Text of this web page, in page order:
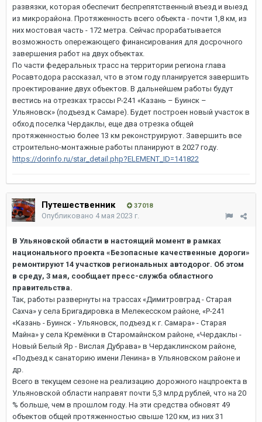
развязки, которая обеспечит беспрепятственный въезд и выезд
из микрорайона. Протяженность всего объекта - почти 1,8 км, из
них мостовая часть - 172 метра. Сейчас прорабатывается
возможность опережающего финансирования для досрочного
завершения работ на двух объектах.
По части федеральных трасс на территории региона глава
Росавтодора рассказал, что в этом году планируется завершить
проектирование двух объектов. В дальнейшем работы будут
вестись на отрезках трассы Р-241 «Казань – Буинск –
Ульяновск» (подъезд к Самаре). Будет построен новый участок в
обход поселка Чердаклы, еще два отрезка общей
протяженностью более 13 км реконструируют. Завершить все
строительно-монтажные работы планируют в 2027 году.
https://dorinfo.ru/star_detail.php?ELEMENT_ID=141822
Путешественник 37 018
Опубликовано 4 мая 2023 г.
В Ульяновской области в настоящий момент в рамках
национального проекта «Безопасные качественные дороги»
ремонтируют 14 участков региональных автодорог. Об этом
в среду, 3 мая, сообщает пресс-служба областного
правительства.
Так, работы развернуты на трассах «Димитровград - Старая
Сахча» у села Бригадировка в Мелекесском районе, «Р-241
«Казань - Буинск - Ульяновск, подъезд к г. Самара» - Старая
Майна» у села Кремёнки в Старомайнском районе, «Чердаклы -
Новый Белый Яр - Вислая Дубрава» в Чердаклинском районе,
«Подъезд к санаторию имени Ленина» в Ульяновском районе и
др.
Всего в текущем сезоне на реализацию дорожного нацпроекта в
Ульяновской области направят почти 5,3 млрд рублей, что на 20
% больше, чем в прошлом году. На эти средства обновят 49
объектов общей протяженностью свыше 120 км, из них 31